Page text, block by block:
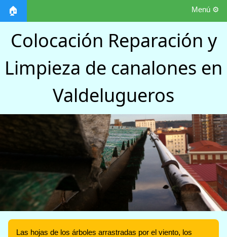
🏠 Menú ⚙️
Colocación Reparación y
Limpieza de canalones en
Valdelugueros
Las hojas de los árboles arrastradas por el viento, los